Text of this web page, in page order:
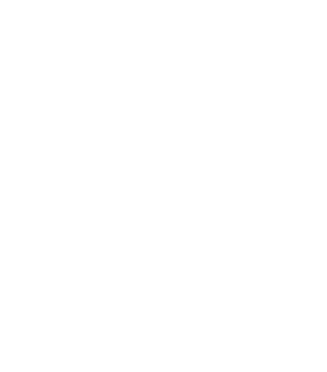
Зарема Гаджиева и Махач